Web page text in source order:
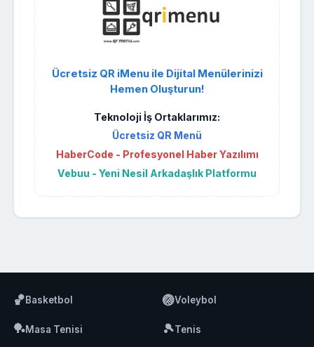
Ücretsiz QR iMenu ile Dijital Menülerinizi
Hemen Oluşturun!
Teknoloji İş Ortaklarımız:
Ücretsiz QR Menü
HaberCode - Profesyonel Haber Yazılımı
Vebuu - Yeni Nesil Arkadaşlık Platformu
🏀Basketbol 🏐Voleybol
🏓Masa Tenisi 🎾Tenis